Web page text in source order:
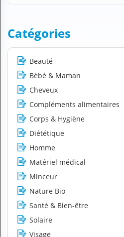
R
E
Z
?
Professionnel de santé
Pharmacie
Médicament
Questions médicales
Clinique
Laboratoire
Vétérinaire
Catégories
Beauté
Bébé & Maman
Cheveux
Compléments alimentaires
Corps & Hygiène
Diététique
Homme
Matériel médical
Minceur
Nature Bio
Santé & Bien-être
Solaire
Visage